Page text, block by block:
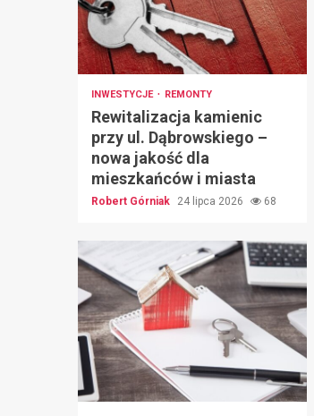
INWESTYCJE REMONTY
Rewitalizacja kamienic
przy ul. Dąbrowskiego –
nowa jakość dla
mieszkańców i miasta
Robert Górniak 24 lipca 2026 68